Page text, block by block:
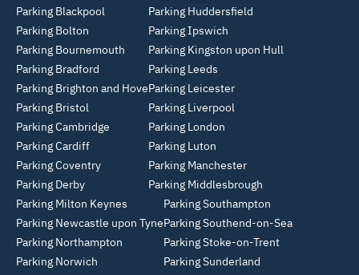
Parking Blackpool
Parking Bolton
Parking Bournemouth
Parking Bradford
Parking Brighton and Hove
Parking Bristol
Parking Cambridge
Parking Cardiff
Parking Coventry
Parking Derby
Parking Huddersfield
Parking Ipswich
Parking Kingston upon Hull
Parking Leeds
Parking Leicester
Parking Liverpool
Parking London
Parking Luton
Parking Manchester
Parking Middlesbrough
Parking Milton Keynes
Parking Newcastle upon Tyne
Parking Northampton
Parking Norwich
Parking Southampton
Parking Southend-on-Sea
Parking Stoke-on-Trent
Parking Sunderland